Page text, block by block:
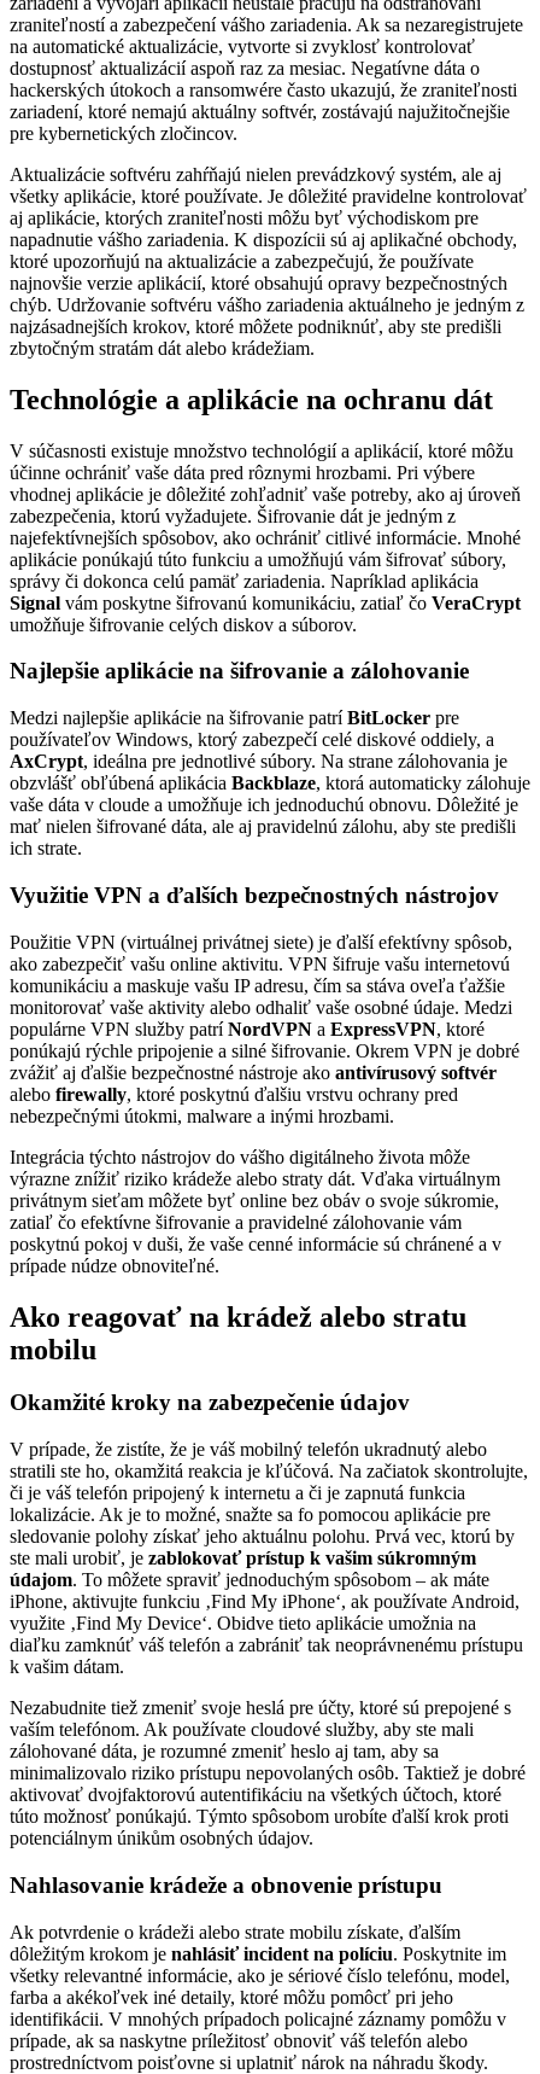
zraniteľností a zabezpečení vášho zariadenia. Ak sa nezaregistrujete
na automatické aktualizácie, vytvorte si zvyklosť kontrolovať
dostupnosť aktualizácií aspoň raz za mesiac. Negatívne dáta o
hackerských útokoch a ransomwére často ukazujú, že zraniteľnosti
zariadení, ktoré nemajú aktuálny softvér, zostávajú najužitočnejšie
pre kybernetických zločincov.
Aktualizácie softvéru zahŕňajú nielen prevádzkový systém, ale aj
všetky aplikácie, ktoré používate. Je dôležité pravidelne kontrolovať
aj aplikácie, ktorých zraniteľnosti môžu byť východiskom pre
napadnutie vášho zariadenia. K dispozícii sú aj aplikačné obchody,
ktoré upozorňujú na aktualizácie a zabezpečujú, že používate
najnovšie verzie aplikácií, ktoré obsahujú opravy bezpečnostných
chýb. Udržovanie softvéru vášho zariadenia aktuálneho je jedným z
najzásadnejších krokov, ktoré môžete podniknúť, aby ste predišli
zbytočným stratám dát alebo krádežiam.
Technológie a aplikácie na ochranu dát
V súčasnosti existuje množstvo technológií a aplikácií, ktoré môžu
účinne ochrániť vaše dáta pred rôznymi hrozbami. Pri výbere
vhodnej aplikácie je dôležité zohľadniť vaše potreby, ako aj úroveň
zabezpečenia, ktorú vyžadujete. Šifrovanie dát je jedným z
najefektívnejších spôsobov, ako ochrániť citlivé informácie. Mnohé
aplikácie ponúkajú túto funkciu a umožňujú vám šifrovať súbory,
správy či dokonca celú pamäť zariadenia. Napríklad aplikácia
Signal vám poskytne šifrovanú komunikáciu, zatiaľ čo VeraCrypt
umožňuje šifrovanie celých diskov a súborov.
Najlepšie aplikácie na šifrovanie a zálohovanie
Medzi najlepšie aplikácie na šifrovanie patríBitLocker pre
používateľov Windows, ktorý zabezpečí celé diskové oddiely, a
AxCrypt, ideálna pre jednotlivé súbory. Na strane zálohovania je
obzvlášť obľúbená aplikácia Backblaze, ktorá automaticky zálohuje
vaše dáta v cloude a umožňuje ich jednoduchú obnovu. Dôležité je
mať nielen šifrované dáta, ale aj pravidelnú zálohu, aby ste predišli
ich strate.
Využitie VPN a ďalších bezpečnostných nástrojov
Použitie VPN (virtuálnej privátnej siete) je ďalší efektívny spôsob,
ako zabezpečiť vašu online aktivitu. VPN šifruje vašu internetovú
komunikáciu a maskuje vašu IP adresu, čím sa stáva oveľa ťažšie
monitorovať vaše aktivity alebo odhaliť vaše osobné údaje. Medzi
populárne VPN služby patríNordVPN a ExpressVPN, ktoré
ponúkajú rýchle pripojenie a silné šifrovanie. Okrem VPN je dobré
zvážiť aj ďalšie bezpečnostné nástroje ako antivírusový softvér
alebo firewally, ktoré poskytnú ďalšiu vrstvu ochrany pred
nebezpečnými útokmi, malware a inými hrozbami.
Integrácia týchto nástrojov do vášho digitálneho života môže
výrazne znížiť riziko krádeže alebo straty dát. Vďaka virtuálnym
privátnym sieťam môžete byť online bez obáv o svoje súkromie,
zatiaľ čo efektívne šifrovanie a pravidelné zálohovanie vám
poskytnú pokoj v duši, že vaše cenné informácie sú chránené a v
prípade núdze obnoviteľné.
Ako reagovať na krádež alebo stratu
mobilu
Okamžité kroky na zabezpečenie údajov
V prípade, že zistíte, že je váš mobilný telefón ukradnutý alebo
stratili ste ho, okamžitá reakcia je kľúčová. Na začiatok skontrolujte,
či je váš telefón pripojený k internetu a či je zapnutá funkcia
lokalizácie. Ak je to možné, snažte sa fo pomocou aplikácie pre
sledovanie polohy získať jeho aktuálnu polohu. Prvá vec, ktorú by
ste mali urobiť, je zablokovať prístup k vašim súkromným
údajom. To môžete spraviť jednoduchým spôsobom – ak máte
iPhone, aktivujte funkciu ‚Find My iPhone‘, ak používate Android,
využite ‚Find My Device‘. Obidve tieto aplikácie umožnia na
diaľku zamknúť váš telefón a zabrániť tak neoprávnenému prístupu
k vašim dátam.
Nezabudnite tiež zmeniť svoje heslá pre účty, ktoré sú prepojené s
vaším telefónom. Ak používate cloudové služby, aby ste mali
zálohované dáta, je rozumné zmeniť heslo aj tam, aby sa
minimalizovalo riziko prístupu nepovolaných osôb. Taktiež je dobré
aktivovať dvojfaktorovú autentifikáciu na všetkých účtoch, ktoré
túto možnosť ponúkajú. Týmto spôsobom urobíte ďalší krok proti
potenciálnym únikům osobných údajov.
Nahlasovanie krádeže a obnovenie prístupu
Ak potvrdenie o krádeži alebo strate mobilu získate, ďalším
dôležitým krokom je nahlásiť incident na políciu. Poskytnite im
všetky relevantné informácie, ako je sériové číslo telefónu, model,
farba a akékoľvek iné detaily, ktoré môžu pomôcť pri jeho
identifikácii. V mnohých prípadoch policajné záznamy pomôžu v
prípade, ak sa naskytne príležitosť obnoviť váš telefón alebo
prostredníctvom poisťovne si uplatniť nárok na náhradu škody.